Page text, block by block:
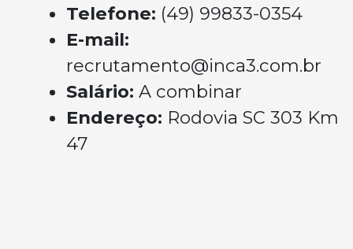
Telefone: (49) 99833-0354
E-mail:
recrutamento@inca3.com.br
Salário: A combinar
Endereço: Rodovia SC 303 Km
47